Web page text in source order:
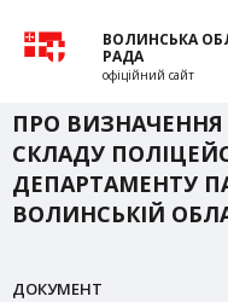
ВОЛИНСЬКА
РАДА
офіційний сайт
ПРО
СКЛАДУ
ДЕПАРТАМЕНТУ
ВОЛИНСЬКІЙ
ДОКУМЕНТ